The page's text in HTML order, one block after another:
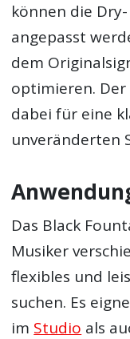
können die
angepasst
dem
optimieren.
dabei für eine
unveränderten
Das Black
Musiker
flexibles und
suchen. Es
im Studio als